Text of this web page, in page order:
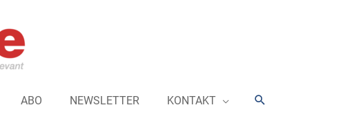
ABO NEWSLETTER KONTAKT Suchen